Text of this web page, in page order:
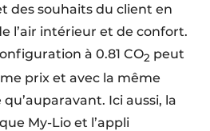
des souhaits du client en
l’air intérieur et de confort.
à 0.81 CO2 peut
prix et avec la même
Ici aussi, la
My-Lio et l’appli